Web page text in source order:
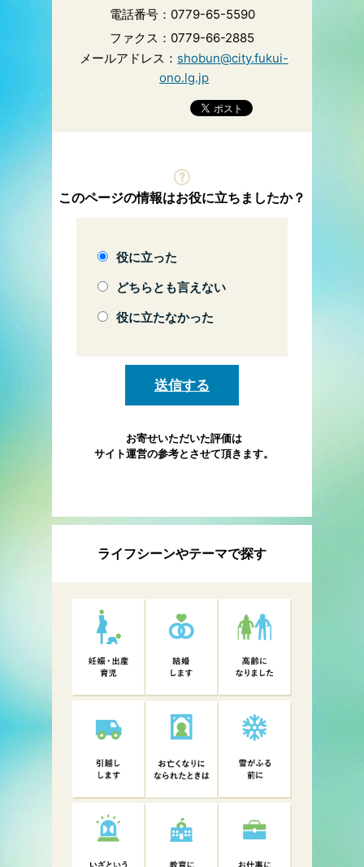
電話番号：0779-65-5590
ファクス：0779-66-2885
メールアドレス： shobun@city.fukui-
ono.lg.jp
このページの情報はお役に立ちましたか？
役に立った
どちらとも言えない
役に立たなかった
お寄せいただいた評価は
サイト運営の参考とさせて頂きます。
ライフシーンやテーマで探す